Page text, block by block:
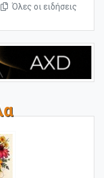
Όλες οι ειδήσεις